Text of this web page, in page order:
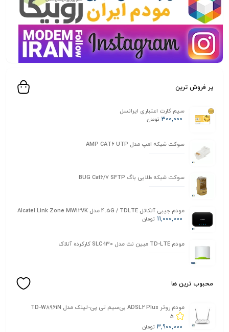
پر فروش ترین
سیم کارت اعتباری ایرانسل
300,000 تومان
سوکت شبکه امپ مدل AMP CAT6 UTP
سوکت شبکه طلایی باگ BUG Cat6/7 SFTP
مودم جیبی آلکاتل 4.5G / TDLTE مدل Alcatel Link Zone MW12VK
11,000,000 تومان
مودم TD-LTE مبین نت مدل SLC-130 کارکرده آنلاک
محبوب ترین ها
مودم روتر ADSL2 Plus بی‌سیم تی پی-لینک مدل TD-W8961N
5
3,900,000 تومان